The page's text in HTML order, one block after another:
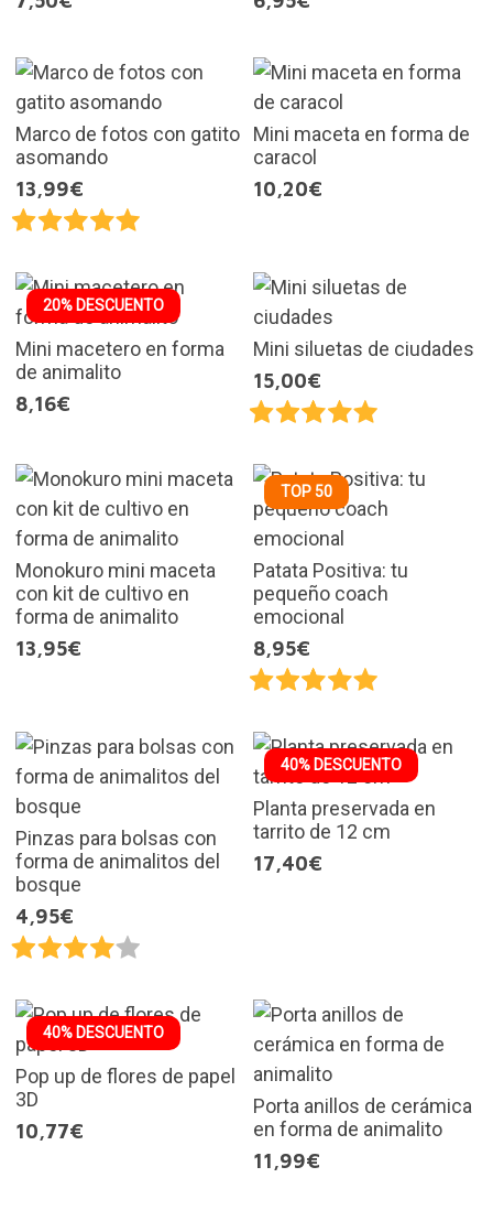
Marco de fotos con gatito
asomando
13,99€
Mini maceta en forma de
caracol
10,20€
20% DESCUENTO
Mini macetero en forma
de animalito
8,16€
Mini siluetas de ciudades
15,00€
Monokuro mini maceta
con kit de cultivo en
forma de animalito
13,95€
TOP 50
Patata Positiva: tu
pequeño coach
emocional
8,95€
Pinzas para bolsas con
forma de animalitos del
bosque
4,95€
40% DESCUENTO
Planta preservada en
tarrito de 12 cm
17,40€
40% DESCUENTO
Pop up de flores de papel
3D
10,77€
Porta anillos de cerámica
en forma de animalito
11,99€